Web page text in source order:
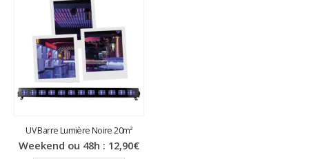
UV Barre Lumière Noire 20m²
Weekend ou 48h : 12,90€